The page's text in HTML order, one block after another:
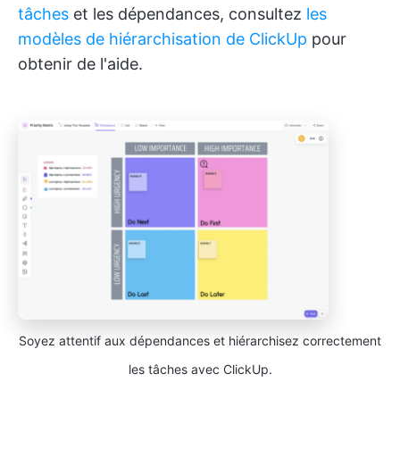
tâches et les dépendances, consultez les
modèles de hiérarchisation de ClickUp pour
obtenir de l'aide.
Soyez attentif aux dépendances et hiérarchisez correctement
les tâches avec ClickUp.